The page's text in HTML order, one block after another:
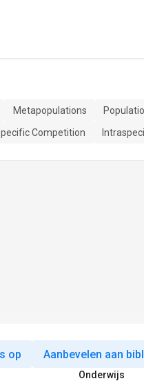
Metapopulations
Competition
op Aanbevelen aan
Onderwijs